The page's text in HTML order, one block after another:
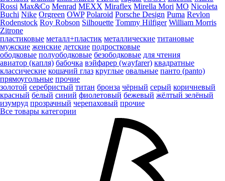
Rossi Max&Co Menrad MEXX Miraflex Mirella Mori MO Nicoleta
Buchi Nike Orgreen OWP Polaroid Porsche Design Puma Revlon
Rodenstock Roy Robson Silhouette Tommy Hilfiger William Morris
Zitrone
пластиковые металл+пластик металлические титановые
мужские женские детские подростковые
ободковые полуободковые безободковые для чтения
авиатор (капля) бабочка вэйфарер (wayfarer) квадратные
классические кошачий глаз круглые овальные панто (panto)
прямоугольные прочие
золотой серебристый титан бронза чёрный серый коричневый
красный белый синий фиолетовый бежевый жёлтый зелёный
изумруд прозрачный черепаховый прочие
Все товары категории